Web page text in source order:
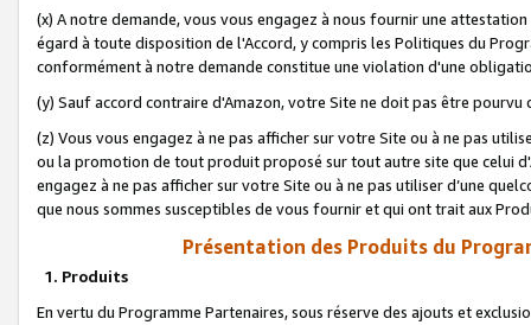
(x) A notre demande, vous vous engagez à nous fournir une
égard à toute disposition de l'Accord, y compris les Politiques du
conformément à notre demande constitue une violation d'une
(y) Sauf accord contraire d'Amazon, votre Site ne doit pas être
(z) Vous vous engagez à ne pas afficher sur votre Site ou à ne pas
ou la promotion de tout produit proposé sur tout autre site que celui
engagez à ne pas afficher sur votre Site ou à ne pas utiliser d’une
que nous sommes susceptibles de vous fournir et qui ont trait aux
Présentation des Produits du
1. Produits
En vertu du Programme Partenaires, sous réserve des ajouts et